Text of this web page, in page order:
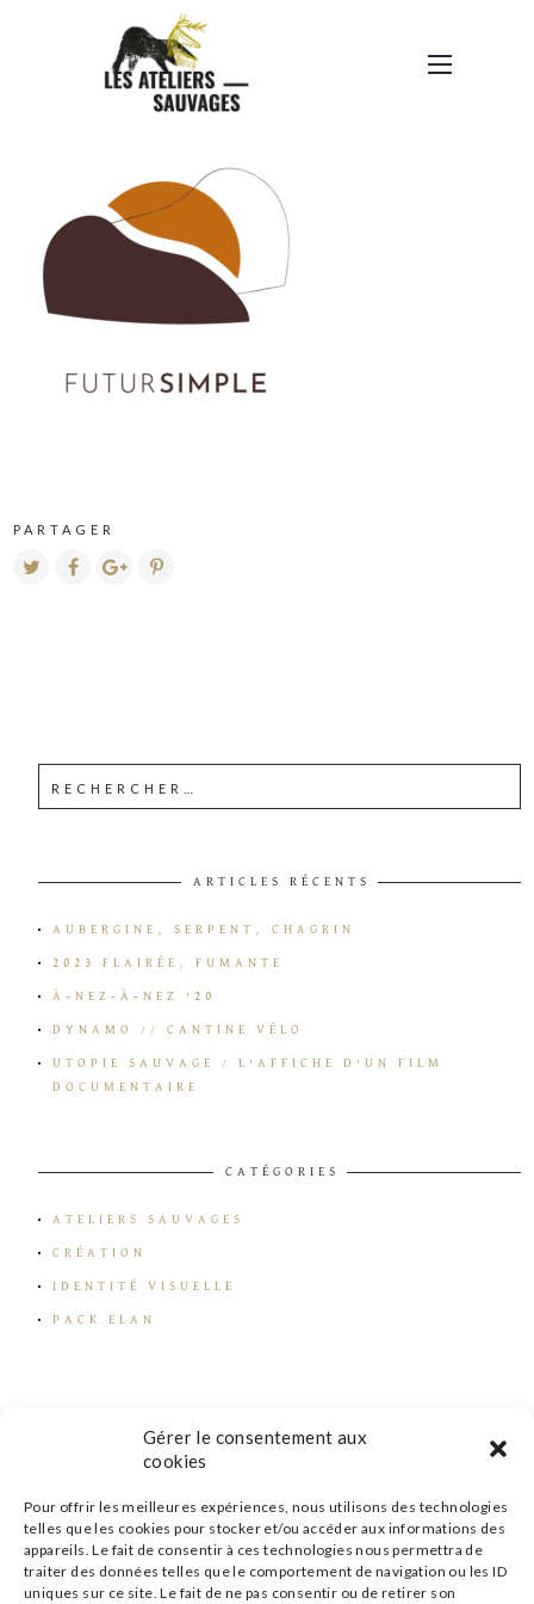
Gérer le consentement aux
cookies
Pour offrir les meilleures expériences, nous utilisons des technologies
telles que les cookies pour stocker et/ou accéder aux informations des
appareils. Le fait de consentir à ces technologies nous permettra de
traiter des données telles que le comportement de navigation ou les ID
uniques sur ce site. Le fait de ne pas consentir ou de retirer son
FUTURSIMPLE-LOGO
PARTAGER
ARTICLES RÉCENTS
AUBERGINE, SERPENT, CHAGRIN
2023 FLAIRÉE, FUMANTE
À-NEZ-À-NEZ ’20
DYNAMO // CANTINE VÉLO
UTOPIE SAUVAGE / L’AFFICHE D’UN FILM
DOCUMENTAIRE
CATÉGORIES
ATELIERS SAUVAGES
CRÉATION
IDENTITÉ VISUELLE
PACK ELAN